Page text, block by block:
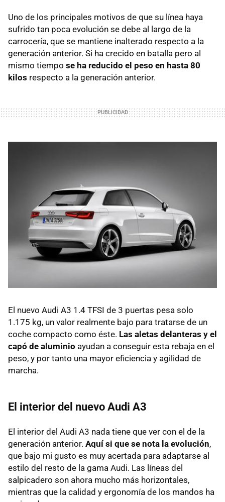
Uno de los principales motivos de que su línea haya
sufrido tan poca evolución se debe al largo de la
carrocería, que se mantiene inalterado respecto a la
generación anterior. Si ha crecido en batalla pero al
mismo tiempo se ha reducido el peso en hasta 80
kilos respecto a la generación anterior.
El nuevo Audi A3 1.4 TFSI de 3 puertas pesa solo
1.175 kg, un valor realmente bajo para tratarse de un
coche compacto como éste. Las aletas delanteras y el
capó de aluminio ayudan a conseguir esta rebaja en el
peso, y por tanto una mayor eficiencia y agilidad de
marcha.
El interior del nuevo Audi A3
El interior del Audi A3 nada tiene que ver con el de la
generación anterior. Aquí si que se nota la evolución,
que bajo mi gusto es muy acertada para adaptarse al
estilo del resto de la gama Audi. Las líneas del
salpicadero son ahora mucho más horizontales,
mientras que la calidad y ergonomía de los mandos ha